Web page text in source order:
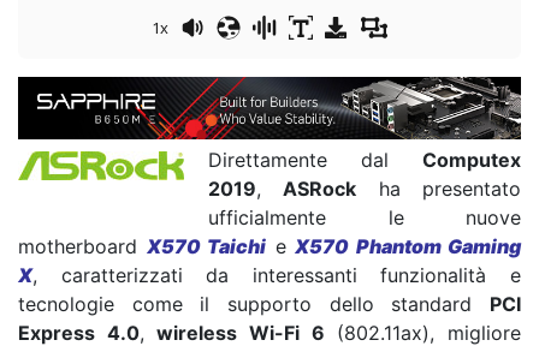
1x
Direttamente dal Computex
2019,ASRock ha presentato
ufficialmente le nuove
motherboard X570 Taichi e X570 Phantom Gaming
X, caratterizzati da interessanti funzionalità e
tecnologie come il supporto dello standard PCI
Express 4.0,wireless Wi-Fi 6 (802.11ax), migliore